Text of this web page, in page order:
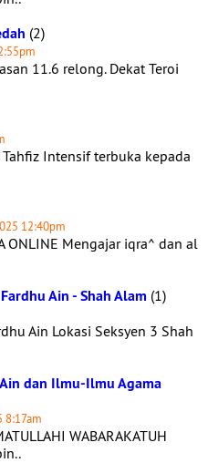
(2)
11.6 relong. Dekat Teroi
Tahfiz Intensif terbuka kepada
12:40pm
ONLINE Mengajar iqra^ dan al
Ain - Shah Alam (1)
Ain Lokasi Seksyen 3 Shah
dan Ilmu-Ilmu Agama
8:17am
WABARAKATUH